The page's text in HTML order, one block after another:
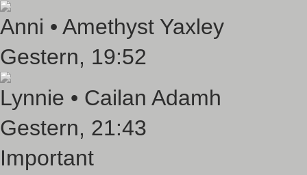
Anni • Amethyst Yaxley
Gestern, 19:52
Lynnie • Cailan Adamh
Gestern, 21:43
Important